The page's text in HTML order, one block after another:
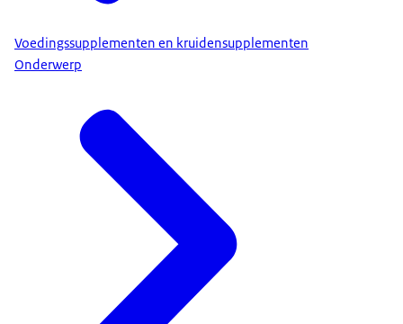
Voedingssupplementen en kruidensupplementen
Onderwerp